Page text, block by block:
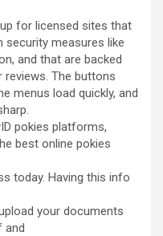
for licensed sites that
measures like
and that are backed
The buttons
menus load quickly, and
pokies platforms,
best online pokies
today. Having this info
your documents
and